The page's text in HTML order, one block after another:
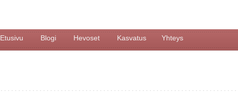
Etusivu Blogi Hevoset Kasvatus Yhteys